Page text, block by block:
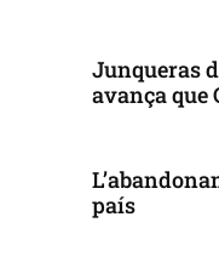
Junqueras
avança
país